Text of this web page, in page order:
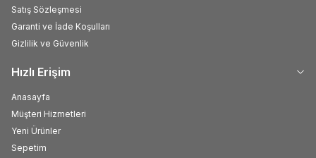
Satış Sözleşmesi
Garanti ve İade Koşulları
Gizlilik ve Güvenlik
Hızlı Erişim
Anasayfa
Müşteri Hizmetleri
Yeni Ürünler
Sepetim